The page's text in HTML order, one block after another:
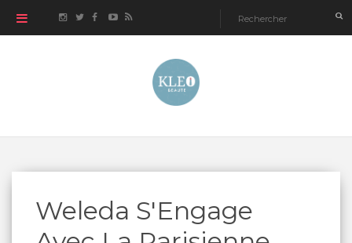
Weleda S'Engage